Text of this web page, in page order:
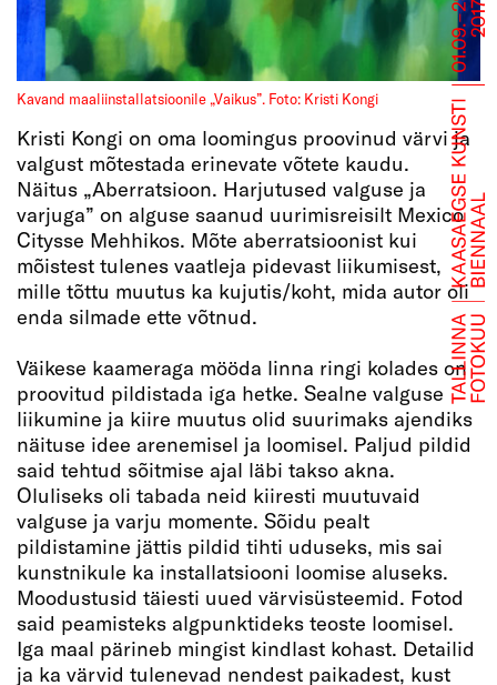
Kavand maaliinstallatsioonile „Vaikus”. Foto: Kristi Kongi
Kristi Kongi on oma loomingus proovinud värvi ja
valgust mõtestada erinevate võtete kaudu.
Näitus „Aberratsioon. Harjutused valguse ja
varjuga” on alguse saanud uurimisreisilt Mexico
Citysse Mehhikos. Mõte aberratsioonist kui
mõistest tulenes vaatleja pidevast liikumisest,
mille tõttu muutus ka kujutis/koht, mida autor oli
enda silmade ette võtnud.
Väikese kaameraga mööda linna ringi kolades on
proovitud pildistada iga hetke. Sealne valguse
liikumine ja kiire muutus olid suurimaks ajendiks
näituse idee arenemisel ja loomisel. Paljud pildid
said tehtud sõitmise ajal läbi takso akna.
Oluliseks oli tabada neid kiiresti muutuvaid
valguse ja varju momente. Sõidu pealt
pildistamine jättis pildid tihti uduseks, mis sai
kunstnikule ka installatsiooni loomise aluseks.
Moodustusid täiesti uued värvisüsteemid. Fotod
said peamisteks algpunktideks teoste loomisel.
Iga maal pärineb mingist kindlast kohast. Detailid
ja ka värvid tulenevad nendest paikadest, kust